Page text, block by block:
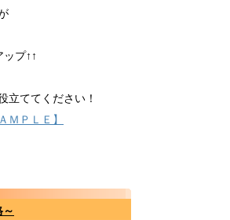
プ↑↑
立ててください！
ＭＰＬＥ】